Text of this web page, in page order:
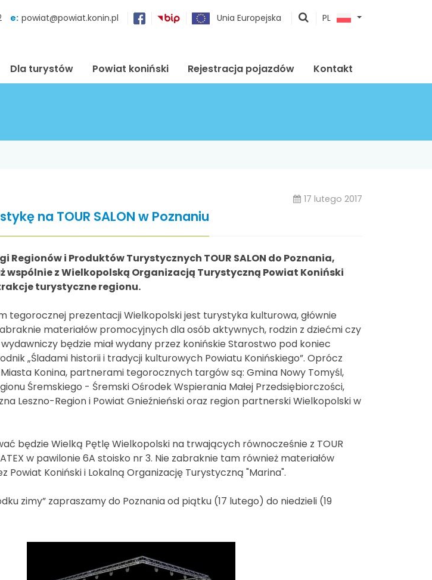
e: powiat@powiat.konin.pl Unia Europejska
pokaż
PL
Dla turystów Powiat koniński Rejestracja pojazdów Kontakt
17 lutego 2017
na TOUR SALON w Poznaniu
Regionów i Produktów Turystycznych TOUR SALON do Poznania,
wspólnie z Wielkopolską Organizacją Turystyczną Powiat Koniński
turystyczne regionu.
tegorocznej prezentacji Wielkopolski jest turystyka kulturowa, głównie
materiałów promocyjnych dla osób aktywnych, rodzin z dziećmi czy
będzie miał wydany przez konińskie Starostwo pod koniec
„Śladami historii i tradycji kulturowych Powiatu Konińskiego”. Oprócz
Konina, partnerami tegorocznych targów są: Gmina Nowy Tomyśl,
Śremskiego - Śremski Ośrodek Wspierania Małej Przedsiębiorczości,
Leszno-Region i Powiat Gnieźnieński oraz region partnerski Wielkopolski w
będzie Wielką Pętlę Wielkopolski na trwających równocześnie z TOUR
w pawilonie 6A stoisko nr 3. Nie zabraknie tam również materiałów
Powiat Koniński i Lokalną Organizację Turystyczną "Marina".
zimy” zapraszamy do Poznania od piątku (17 lutego) do niedzieli (19